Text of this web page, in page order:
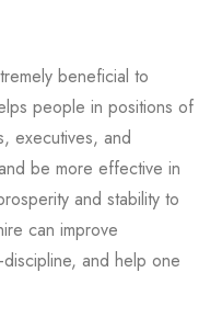
beneficial to
people in positions of
executives, and
be more effective in
and stability to
can improve
and help one